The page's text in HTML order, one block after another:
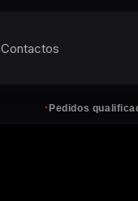
Pedidos qualificados no
Contactos